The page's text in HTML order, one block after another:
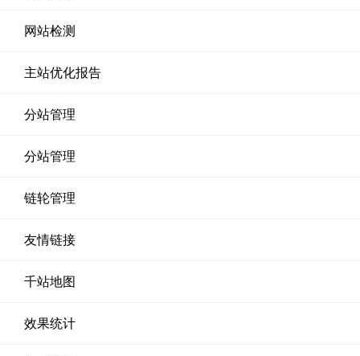
网站检测
主站优化报告
分站管理
分站管理
链轮管理
友情链接
千站地图
效果统计